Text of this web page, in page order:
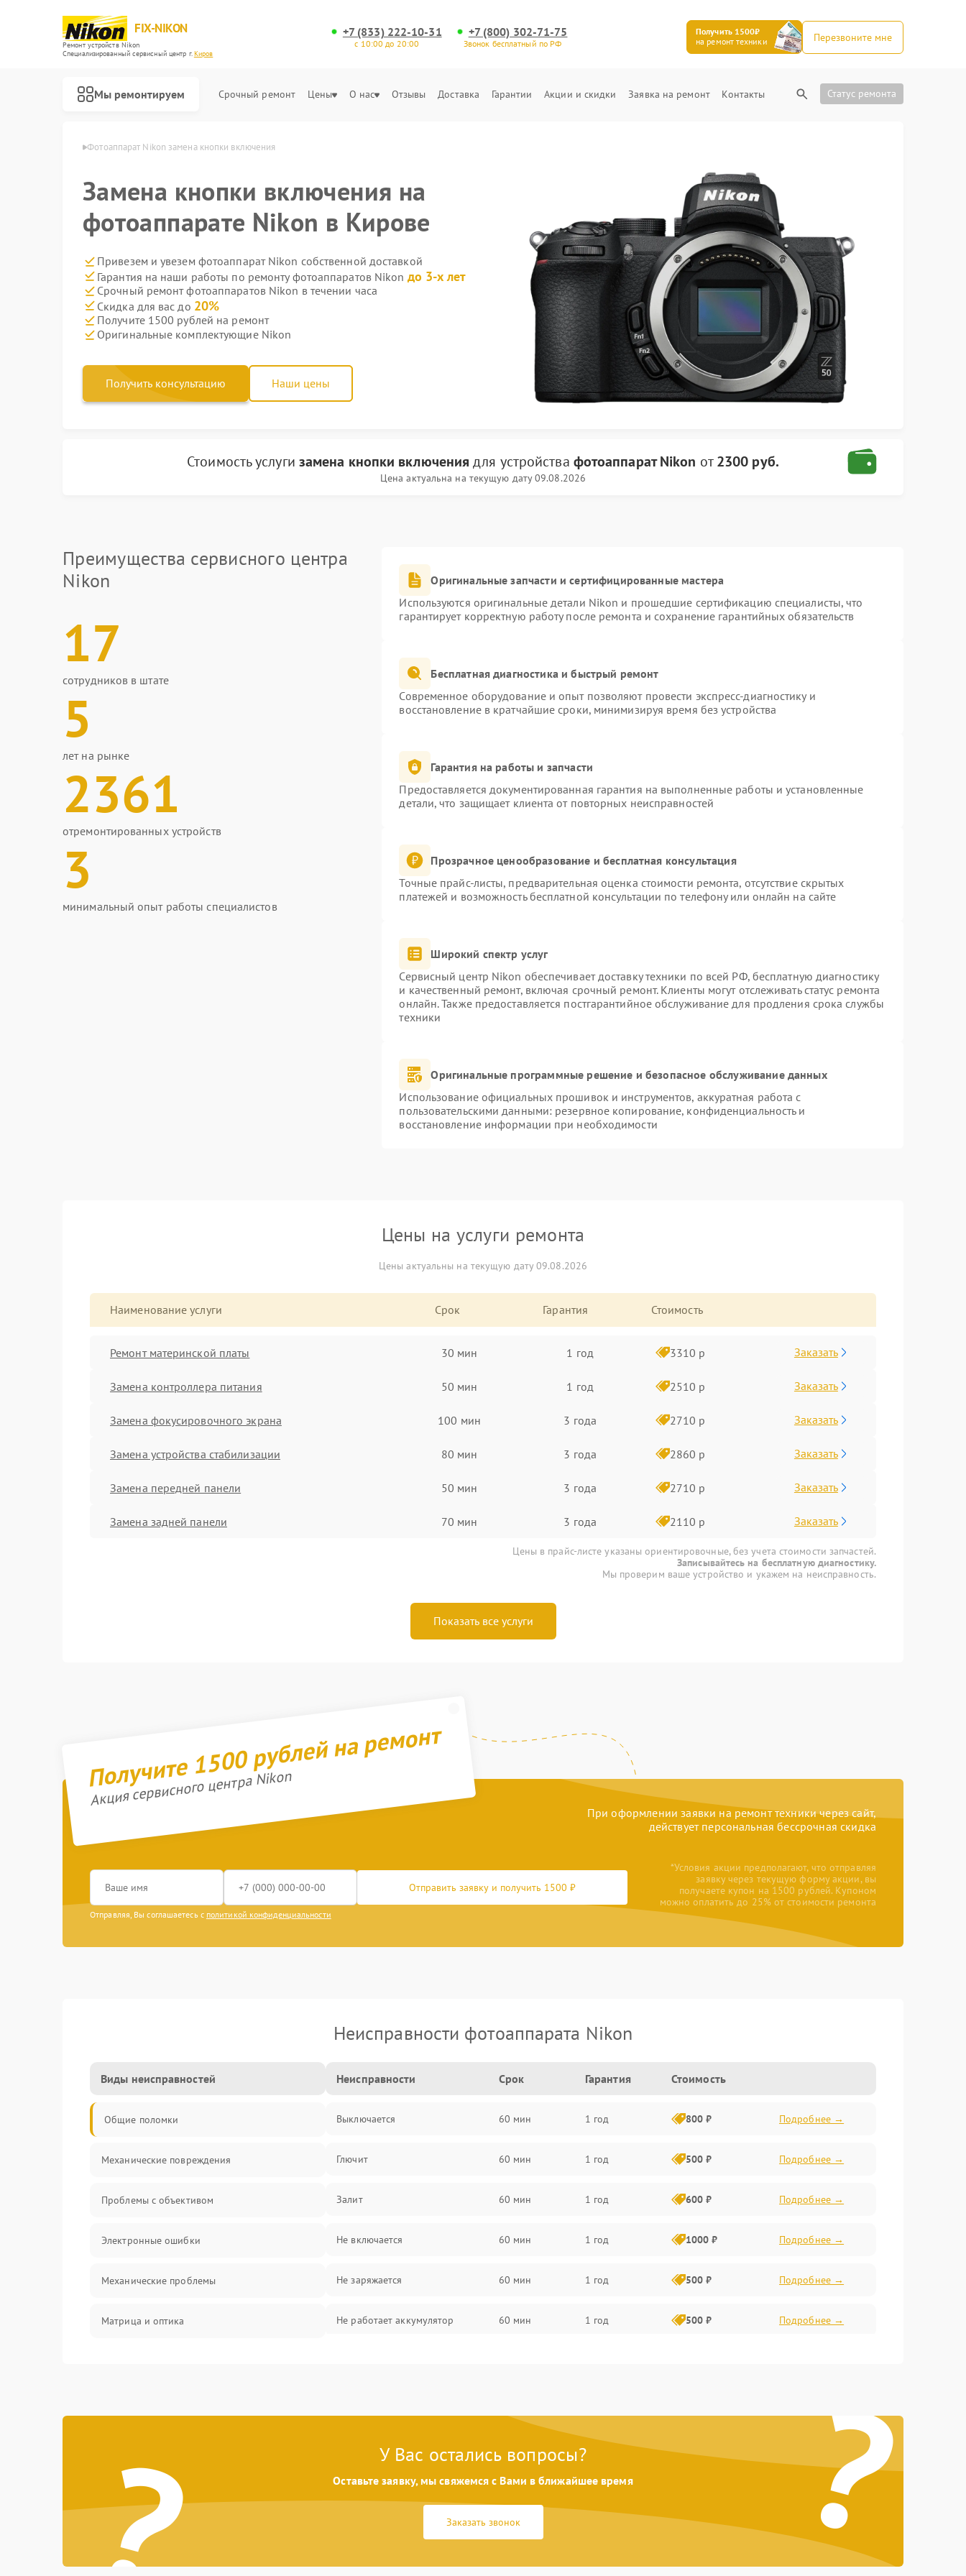
FIX-NIKON
Ремонт устройств Nikon
Специализированный cервисный центр г.Киров
+7 (833) 222-10-31
с 10:00 до 20:00
+7 (800) 302-71-75
Звонок бесплатный по РФ
Получить 1500₽
на ремонт техники
Перезвоните мне
Мы ремонтируем Срочный ремонт Цены О нас Отзывы Доставка Гарантии Акции и скидки Заявка на ремонт Контакты Статус ремонта
Nikon в Кирове Фотоаппарат Nikon замена кнопки включения
Замена кнопки включения на
фотоаппарате Nikon в Кирове
Привезем и увезем фотоаппарат Nikon собственной доставкой
Гарантия на наши работы по ремонту фотоаппаратов Nikon до 3-х лет
Срочный ремонт фотоаппаратов Nikon в течении часа
Скидка для вас до 20%
Получите 1500 рублей на ремонт
Оригинальные комплектующие Nikon
Получить консультацию Наши цены
Стоимость услуги замена кнопки включения для устройства фотоаппарат Nikon от2300 руб.
Цена актуальна на текущую дату 09.08.2026
Преимущества сервисного центра
Nikon
17
сотрудников в штате
5
лет на рынке
2361
отремонтированных устройств
3
минимальный опыт работы специалистов
Оригинальные запчасти и сертифицированные мастера
Используются оригинальные детали Nikon и прошедшие сертификацию специалисты, что
гарантирует корректную работу после ремонта и сохранение гарантийных обязательств
Бесплатная диагностика и быстрый ремонт
Современное оборудование и опыт позволяют провести экспресс-диагностику и
восстановление в кратчайшие сроки, минимизируя время без устройства
Гарантия на работы и запчасти
Предоставляется документированная гарантия на выполненные работы и установленные
детали, что защищает клиента от повторных неисправностей
Прозрачное ценообразование и бесплатная консультация
Точные прайс-листы, предварительная оценка стоимости ремонта, отсутствие скрытых
платежей и возможность бесплатной консультации по телефону или онлайн на сайте
Широкий спектр услуг
Сервисный центр Nikon обеспечивает доставку техники по всей РФ, бесплатную диагностику
и качественный ремонт, включая срочный ремонт. Клиенты могут отслеживать статус ремонта
онлайн. Также предоставляется постгарантийное обслуживание для продления срока службы
техники
Оригинальные программные решение и безопасное обслуживание данных
Использование официальных прошивок и инструментов, аккуратная работа с
пользовательскими данными: резервное копирование, конфиденциальность и
восстановление информации при необходимости
Цены на услуги ремонта
Цены актуальны на текущую дату 09.08.2026
Наименование услуги Срок Гарантия Стоимость
Ремонт материнской платы 30 мин 1 год 3310 р Заказать
Замена контроллера питания 50 мин 1 год 2510 р Заказать
Замена фокусировочного экрана 100 мин 3 года 2710 р Заказать
Замена устройства стабилизации 80 мин 3 года 2860 р Заказать
Замена передней панели 50 мин 3 года 2710 р Заказать
Замена задней панели 70 мин 3 года 2110 р Заказать
Цены в прайс-листе указаны ориентировочные, без учета стоимости запчастей.
Записывайтесь на бесплатную диагностику.
Мы проверим ваше устройство и укажем на неисправность.
Показать все услуги
Получите 1500 рублей на ремонт
Акция сервисного центра Nikon
При оформлении заявки на ремонт техники через сайт,
действует персональная бессрочная скидка
Отправить заявку и получить 1500 ₽
Отправляя, Вы соглашаетесь с политикой конфиденциальности
*Условия акции предполагают, что отправляя
заявку через текущую форму акции, вы
получаете купон на 1500 рублей. Купоном
можно оплатить до 25% от стоимости ремонта
Неисправности фотоаппарата Nikon
Виды неисправностей
Общие поломки
Механические повреждения
Проблемы с объективом
Электронные ошибки
Механические проблемы
Матрица и оптика
Программные сбои
Коммуникации и интерфейсы
Неисправности Срок Гарантия Стоимость
Выключается 60 мин 1 год 800 ₽ Подробнее →
Глючит 60 мин 1 год 500 ₽ Подробнее →
Залит 60 мин 1 год 600 ₽ Подробнее →
Не включается 60 мин 1 год 1000 ₽ Подробнее →
Не заряжается 60 мин 1 год 500 ₽ Подробнее →
Не работает аккумулятор 60 мин 1 год 500 ₽ Подробнее →
? ?
У Вас остались вопросы?
Оставьте заявку, мы свяжемся с Вами в ближайшее время
Заказать звонок